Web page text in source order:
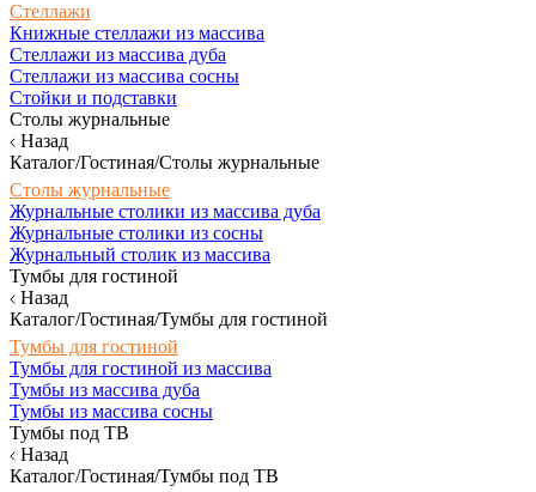
Стеллажи
Книжные стеллажи из массива
Стеллажи из массива дуба
Стеллажи из массива сосны
Стойки и подставки
Столы журнальные
Назад
Каталог/Гостиная/Столы журнальные
Столы журнальные
Журнальные столики из массива дуба
Журнальные столики из сосны
Журнальный столик из массива
Тумбы для гостиной
Назад
Каталог/Гостиная/Тумбы для гостиной
Тумбы для гостиной
Тумбы для гостиной из массива
Тумбы из массива дуба
Тумбы из массива сосны
Тумбы под ТВ
Назад
Каталог/Гостиная/Тумбы под ТВ